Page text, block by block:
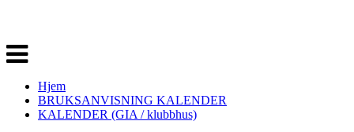
Veksle
navigasjon
Hjem
BRUKSANVISNING KALENDER
KALENDER (GIA / klubbhus)